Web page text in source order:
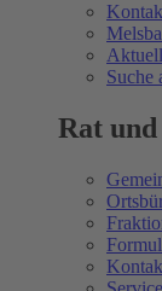
Suche
Rat